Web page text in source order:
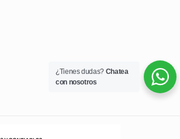
¿Tienes dudas? Chatea
con nosotros